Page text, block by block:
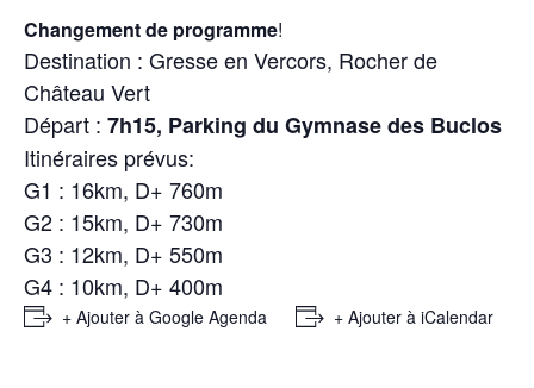
Changement de programme!
Destination : Gresse en Vercors, Rocher de
Château Vert
Départ : 7h15, Parking du Gymnase des Buclos
Itinéraires prévus:
G1 : 16km, D+ 760m
G2 : 15km, D+ 730m
G3 : 12km, D+ 550m
G4 : 10km, D+ 400m
+ Ajouter à Google Agenda + Ajouter à iCalendar